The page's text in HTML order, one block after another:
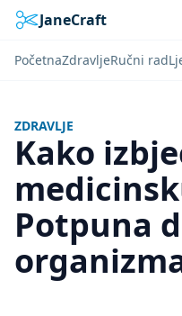
JaneCraft
PočetnaZdravljeRučni rad
ZDRAVLJE
Kako
Potpuna